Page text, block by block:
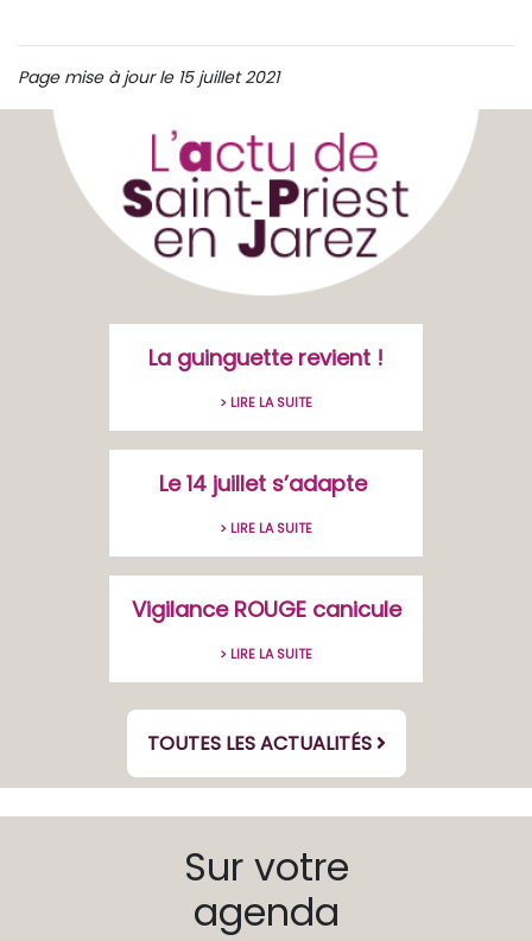
Page mise à jour le 15 juillet 2021
La guinguette revient !
> LIRE LA SUITE
Le 14 juillet s’adapte
> LIRE LA SUITE
Vigilance ROUGE canicule
> LIRE LA SUITE
TOUTES LES ACTUALITÉS
Sur votre
agenda